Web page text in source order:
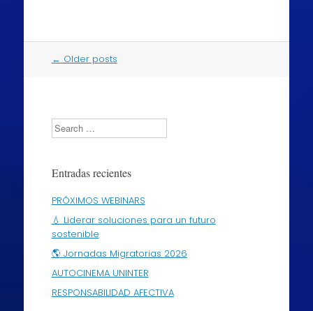
Post
← Older posts
Search
Entradas recientes
PRÓXIMOS WEBINARS
💧 Liderar soluciones para un futuro
sostenible
🌎 Jornadas Migratorias 2026
AUTOCINEMA UNINTER
RESPONSABILIDAD AFECTIVA